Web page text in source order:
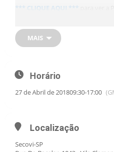
*** CLIQUE AQUI ***
*** CLIQUE AQUI ***
*** CLIQUE AQUI ***
MAIS
Horário
27 de Abril de 201809:30-17:00
Localização
Secovi-SP